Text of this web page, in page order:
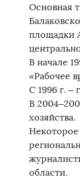
Основная
площадки
В начале
«Рабочее
С 1996 г. –
В
хозяйства.
Некоторое
области.